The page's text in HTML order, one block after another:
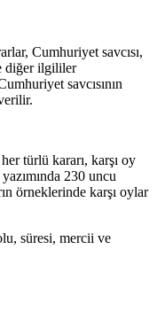
Cumhuriyet savcısı,
diğer ilgililer
savcısının
türlü kararı, karşı oy
230 uncu
örneklerinde karşı oylar
süresi, mercii ve